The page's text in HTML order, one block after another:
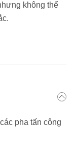
không thể
pha tấn công